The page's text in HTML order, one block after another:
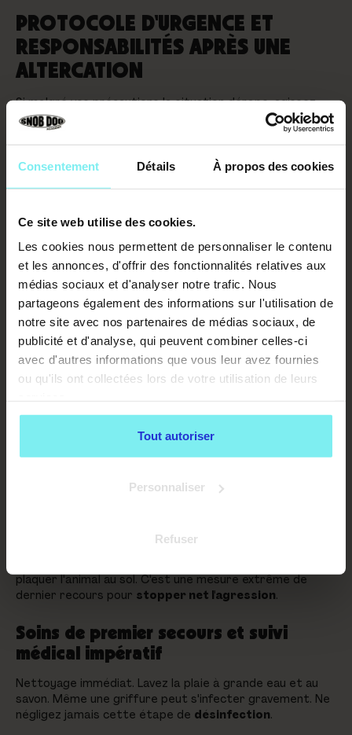
Consentement Détails À propos des cookies
Ce site web utilise des cookies.
Les cookies nous permettent de personnaliser le contenu
et les annonces, d'offrir des fonctionnalités relatives aux
médias sociaux et d'analyser notre trafic. Nous
partageons également des informations sur l'utilisation de
notre site avec nos partenaires de médias sociaux, de
publicité et d'analyse, qui peuvent combiner celles-ci
avec d'autres informations que vous leur avez fournies
ou qu'ils ont collectées lors de votre utilisation de leurs
Tout autoriser
Personnaliser
Refuser
PROTOCOLE D'URGENCE ET
RESPONSABILITÉS APRÈS UNE
ALTERCATION
Si malgré vos précautions la situation dérape, agissez
avec méthode pour
limiter les dégâts physiques et
juridiques
Que faire si l'attaque se produit
malgré tout ?
Protection vitale. Enroulez vos bras autour du cou.
vulnérables lors d'une attaque canine.
Ne pas tirer. Si le chien mord, ne retirez pas votre bras.
Cela aggrave les déchirures. Laissez le membre dans la
gueule en attendant le dégagement
plaquer l'animal au sol. C'est une mesure extrême de
dernier recours pour stopper net l'agression.
Soins de premier secours et suivi
médical impératif
Nettoyage immédiat. Lavez la plaie à grande eau et au
savon. Même une griffure peut s'infecter gravement. Ne
négligez jamais cette étape de désinfection.